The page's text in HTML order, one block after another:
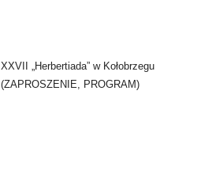
XXVII „Herbertiada” w Kołobrzegu
(ZAPROSZENIE, PROGRAM)